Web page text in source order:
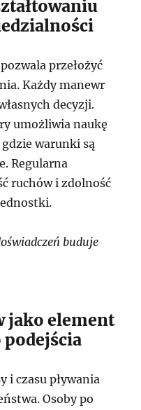
przełożyć
Każdy manewr
decyzji.
umożliwia naukę
warunki są
Regularna
ruchów i zdolność
buduje
jako element
i czasu pływania
Osoby po